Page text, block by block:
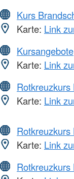
Kurs
Karte: Link
Kursangebote
Karte: Link
Rotkreuzkurs
Karte: Link
Karte: Link
Rotkreuzkurs